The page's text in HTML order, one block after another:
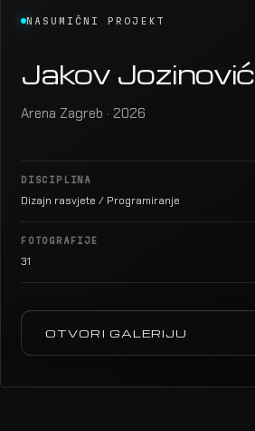
NASUMIČNI PROJEKT
Jakov Jozinović
Arena Zagreb · 2026
DISCIPLINA
Dizajn rasvjete / Programiranje
FOTOGRAFIJE
31
OTVORI GALERIJU